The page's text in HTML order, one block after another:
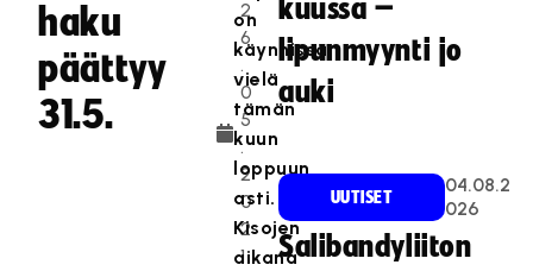
haku
päättyy
31.5.
2
6
.
0
5
.
2
0
2
1
on
käynnissä
vielä
tämän
kuun
loppuun
asti.
Kisojen
aikana
kuussa –
lipunmyynti jo
auki
UUTISET
04.08.2
026
Salibandyliiton